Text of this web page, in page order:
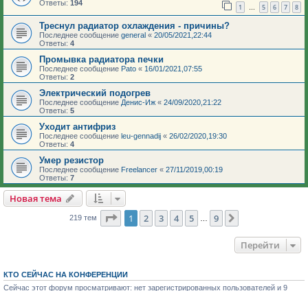
Ответы: 194 1 … 5 6 7 8
Треснул радиатор охлаждения - причины?
Последнее сообщение general « 20/05/2021,22:44
Ответы: 4
Промывка радиатора печки
Последнее сообщение Pato « 16/01/2021,07:55
Ответы: 2
Электрический подогрев
Последнее сообщение Денис-Иж « 24/09/2020,21:22
Ответы: 5
Уходит антифриз
Последнее сообщение leu-gennadij « 26/02/2020,19:30
Ответы: 4
Умер резистор
Последнее сообщение Freelancer « 27/11/2019,00:19
Ответы: 7
Новая тема
219 тем Страница из
1 2 3 4 5 9
Перейти
КТО СЕЙЧАС НА КОНФЕРЕНЦИИ
Сейчас этот форум просматривают: нет зарегистрированных пользователей и 9